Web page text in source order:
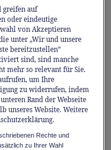
des
der
an der ETH
Wirtschaft,
329
beworben, und
in mehreren
greifen auf
oder eindeutige
von Akzeptieren
unter „Wir und unsere
bereitzustellen“
sind, sind manche
mehr so relevant für Sie.
um Ihre
zu widerrufen, indem
Rand der Webseite
unseres Website. Weitere
Rechte und
zu Ihrer Wahl